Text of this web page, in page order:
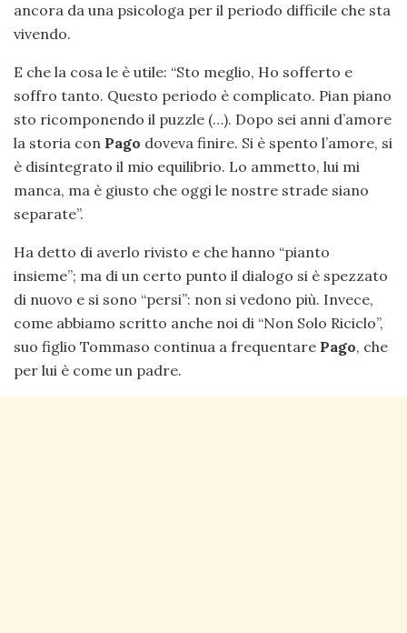
ancora da una psicologa per il periodo difficile che sta
vivendo.
E che la cosa le è utile: “Sto meglio, Ho sofferto e
soffro tanto. Questo periodo è complicato. Pian piano
sto ricomponendo il puzzle (…). Dopo sei anni d’amore
la storia con Pago doveva finire. Si è spento l’amore, si
è disintegrato il mio equilibrio. Lo ammetto, lui mi
manca, ma è giusto che oggi le nostre strade siano
separate”.
Ha detto di averlo rivisto e che hanno “pianto
insieme”; ma di un certo punto il dialogo si è spezzato
di nuovo e si sono “persi”: non si vedono più. Invece,
come abbiamo scritto anche noi di “Non Solo Riciclo”,
suo figlio Tommaso continua a frequentare Pago, che
per lui è come un padre.